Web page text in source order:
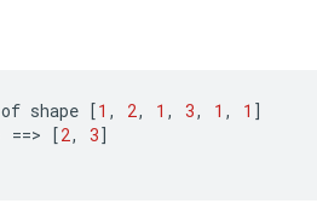
of shape [1 , 2, 1 , 3, 1 , 1 ]
==> [2, 3]